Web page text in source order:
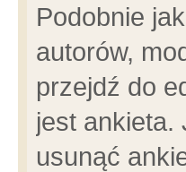
Podobnie
autorów,
przejdź do
jest ankieta.
usunąć